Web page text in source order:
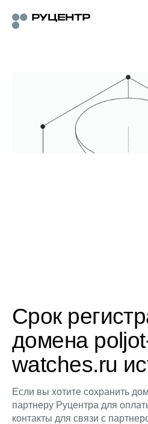
Срок
домена
watches.ru
Если вы хотите сохранить
партнеру Руцентра для
контакты для связи с